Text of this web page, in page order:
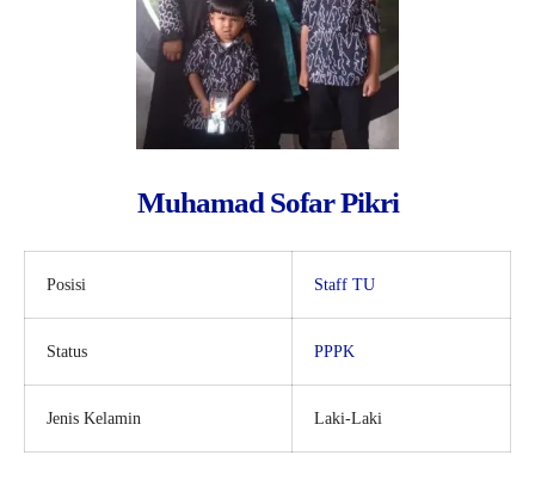
Muhamad Sofar Pikri
Posisi Staff TU
Status PPPK
Jenis Kelamin Laki-Laki